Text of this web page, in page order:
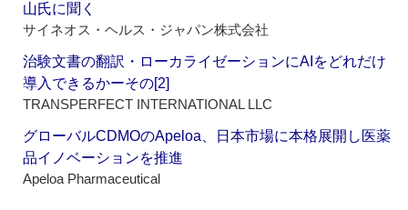
山氏に聞く
サイネオス・ヘルス・ジャパン株式会社
治験文書の翻訳・ローカライゼーションにAIをどれだけ
導入できるかーその[2]
TRANSPERFECT INTERNATIONAL LLC
グローバルCDMOのApeloa、日本市場に本格展開し医薬
品イノベーションを推進
Apeloa Pharmaceutical